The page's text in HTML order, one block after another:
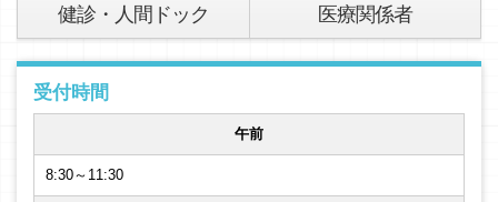
健診・人間ドック 医療関係者
受付時間
午前
8:30～11:30